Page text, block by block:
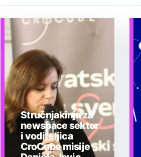
Stručnjakinja za
newspace sektor
i voditeljica
CroCube misije